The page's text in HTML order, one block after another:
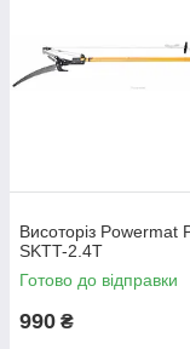
Висоторіз Powermat
SKTT-2.4T
Готово до відправки
990 ₴